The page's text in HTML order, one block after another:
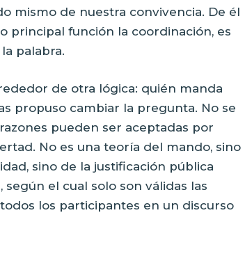
mismo de nuestra convivencia. De él
principal función la coordinación, es
palabra.
de otra lógica: quién manda
propuso cambiar la pregunta. No se
pueden ser aceptadas por
No es una teoría del mando, sino
sino de la justificación pública
el cual solo son válidas las
los participantes en un discurso